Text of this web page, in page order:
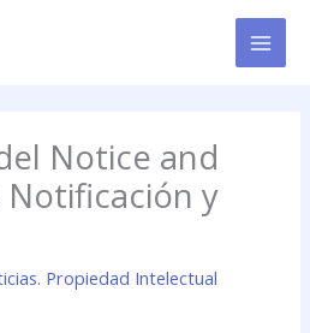
Notice and
Notificación y
Propiedad Intelectual